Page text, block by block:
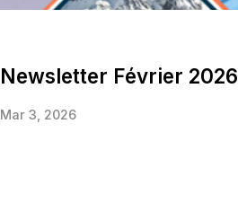
Newsletter Février 2026
Mar 3, 2026